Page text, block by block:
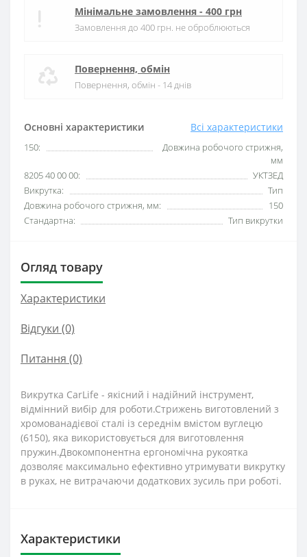
Основні характеристики Всі характеристики
150:
Довжина робочого стрижня,
мм
8205 40 00 00:
УКТЗЕД
Викрутка:
Тип
Довжина робочого стрижня, мм:
150
Стандартна:
Тип викрутки
Мінімальне замовлення - 400 грн
Замовлення до 400 грн. не оброблюються
Повернення, обмін
Повернення, обмін - 14 днів
Огляд товару
Характеристики
Відгуки (0)
Питання (0)
Викрутка CarLife - якісний і надійний інструмент,
відмінний вибір для роботи.Стрижень виготовлений з
хромованадієвої сталі із середнім вмістом вуглецю
(6150), яка використовується для виготовлення
пружин.Двокомпонентна ергономічна рукоятка
дозволяє максимально ефективно утримувати викрутку
в руках, не витрачаючи додаткових зусиль при роботі.
Характеристики